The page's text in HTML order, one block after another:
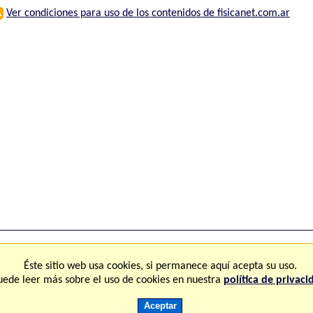
Ver condiciones para uso de los contenidos de fisicanet.com.ar
Copyright © 2.000-2.028 Fisicanet ® Todos los derechos reservados
Éste sitio web usa cookies, si permanece aquí acepta su uso.
leer más sobre el uso de cookies en nuestra política de